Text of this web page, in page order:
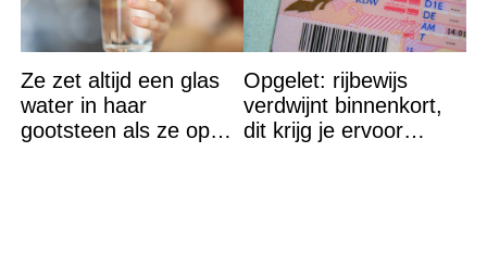
Ze zet altijd een glas
water in haar
gootsteen als ze op
Opgelet: rijbewijs
verdwijnt binnenkort,
dit krijg je ervoor